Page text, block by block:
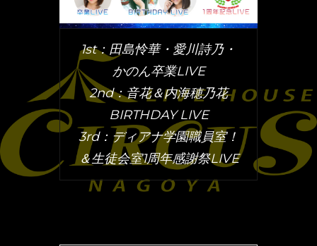
1st：田島怜華・愛川詩乃・
かのん卒業LIVE
2nd：音花＆内海穂乃花
BIRTHDAY LIVE
3rd：ディアナ学園職員室！
＆生徒会室1周年感謝祭LIVE